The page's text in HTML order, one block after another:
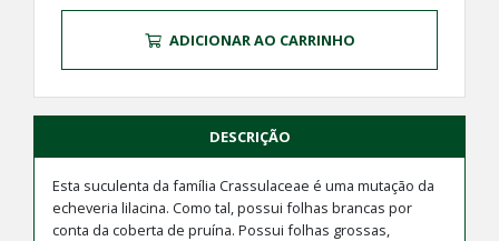
ADICIONAR AO CARRINHO
DESCRIÇÃO
Esta suculenta da família Crassulaceae é uma mutação da
echeveria lilacina. Como tal, possui folhas brancas por
conta da coberta de pruína. Possui folhas grossas,